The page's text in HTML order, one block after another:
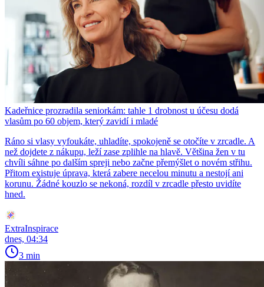
Kadeřnice prozradila seniorkám: tahle 1 drobnost u účesu dodá
vlasům po 60 objem, který zavidí i mladé
Ráno si vlasy vyfoukáte, uhladíte, spokojeně se otočíte v zrcadle. A
než dojdete z nákupu, leží zase zplihle na hlavě. Většina žen v tu
chvíli sáhne po dalším spreji nebo začne přemýšlet o novém střihu.
Přitom existuje úprava, která zabere necelou minutu a nestojí ani
korunu. Žádné kouzlo se nekoná, rozdíl v zrcadle přesto uvidíte
hned.
ExtraInspirace
dnes, 04:34
3 min